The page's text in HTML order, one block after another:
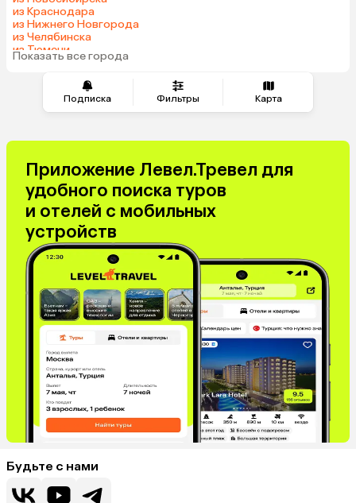
Подписка Фильтры Карта
Катар
Гонконг
Таджикистан
из Краснодара
из Нижнего Новгорода
из Челябинска
из Тюмени
из Минеральных Вод
Показать все города
Приложение Левел.Тревел для
удобного поиска туров
и отелей с мобильных
устройств
Будьте с нами